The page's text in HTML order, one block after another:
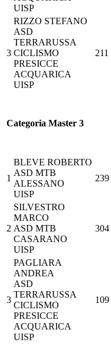
UISP
3
RIZZO STEFANO
ASD
TERRARUSSA
CICLISMO
PRESICCE
ACQUARICA
UISP
211
Categoria Master 3
1
BLEVE ROBERTO
ASD MTB
ALESSANO
UISP
239
2
SILVESTRO
MARCO
ASD MTB
CASARANO
UISP
304
3
PAGLIARA
ANDREA
ASD
TERRARUSSA
CICLISMO
PRESICCE
ACQUARICA
UISP
109